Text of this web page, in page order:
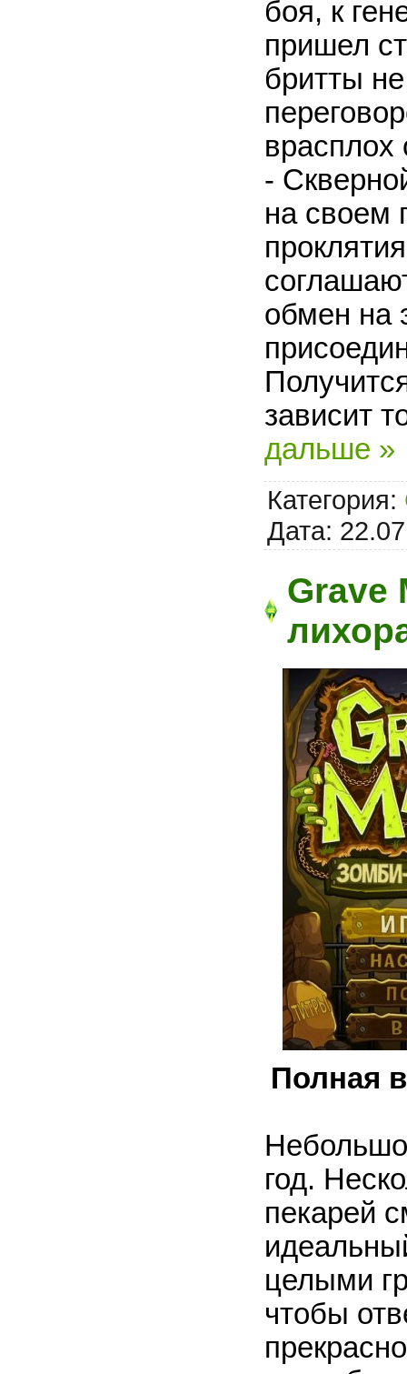
боя, к
пришел
бритты
врасплох
-
на своем
обмен на
зависит
дальше »
Категория:
Дата:
Grave
Полная
год.
пекарей
целыми
чтобы